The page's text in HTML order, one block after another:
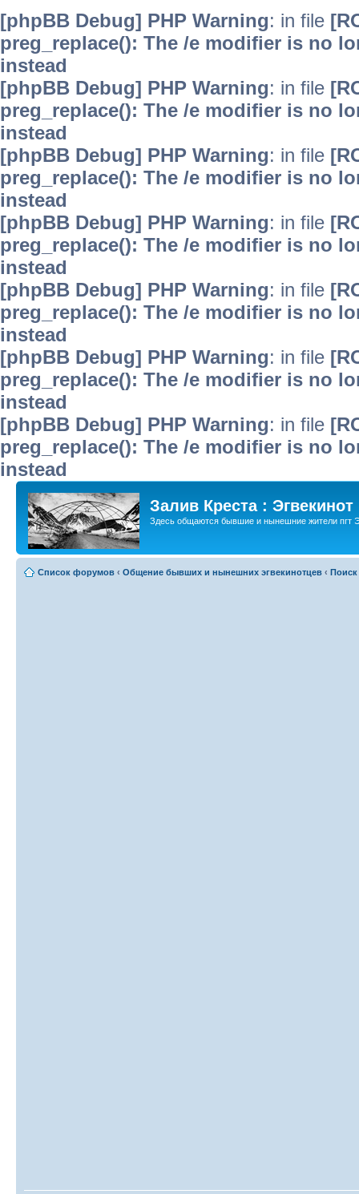
[phpBB Debug] PHP Warning: in file
preg_replace(): The /e modifier is no
instead
[phpBB Debug] PHP Warning: in file
preg_replace(): The /e modifier is no
instead
[phpBB Debug] PHP Warning: in file
preg_replace(): The /e modifier is no
instead
[phpBB Debug] PHP Warning: in file
preg_replace(): The /e modifier is no
instead
[phpBB Debug] PHP Warning: in file
preg_replace(): The /e modifier is no
instead
[phpBB Debug] PHP Warning: in file
preg_replace(): The /e modifier is no
instead
[phpBB Debug] PHP Warning: in file
preg_replace(): The /e modifier is no
instead
Залив Креста : Эгвекинот
Здесь общаются бывшие и нынешние жители пгт
Список форумов ‹ Общение бывших и нынешних эгвекинотцев ‹ Поиск